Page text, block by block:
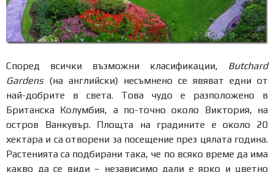
Според всички възможни класификации, Butchard
Gardens (на английски) несъмнено се явяват едни от
най-добрите в света. Това чудо е разположено в
Британска Колумбия, а по-точно около Виктория, на
остров Ванкувър. Площта на градините е около 20
хектара и са отворени за посещение през цялата година.
Растенията са подбирани така, че по всяко време да има
какво да се види – независимо дали е ярко и цветно